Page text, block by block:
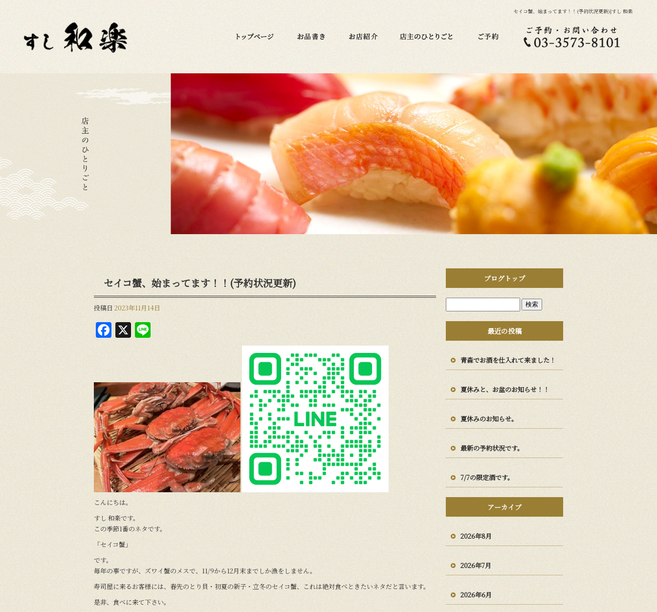
セイコ蟹、始まってます！！(予約状況更新)|すし 和楽
セイコ蟹、始まってます！！(予約状況更新)
投稿日 2023年11月14日
F
a
e
b
o
o
k
X
こんにちは。
すし 和楽です。
この季節1番のネタです。
「セイコ蟹」
です。
毎年の事ですが、ズワイ蟹のメスで、11/9から12月末までしか漁をしません。
寿司屋に来るお客様には、春先のとり貝・初夏の新子・立冬のセイコ蟹、これは絶対食べときたいネタだと言います。
是非、食べに来て下さい。
ブログトップ
最近の投稿
青森でお酒を仕入れて来ました！
夏休みと、お盆のお知らせ！！
夏休みのお知らせ。
最新の予約状況です。
7/7の限定酒です。
アーカイブ
2026年8月
2026年7月
2026年6月